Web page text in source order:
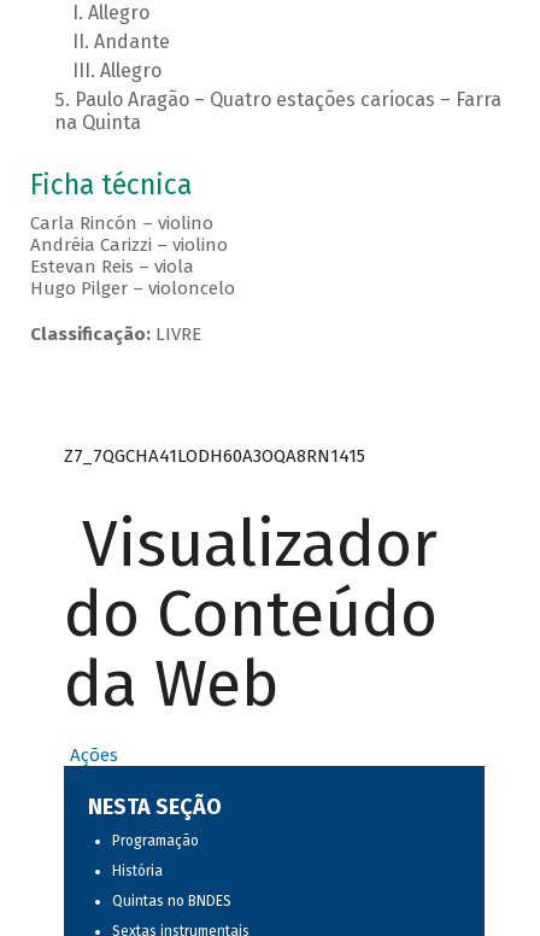
Allegro
Andante
Allegro
Paulo Aragão – Quatro estações cariocas – Farra
na Quinta
Ficha técnica
Carla Rincón – violino
Andréia Carizzi – violino
Estevan Reis – viola
Hugo Pilger – violoncelo
Classificação:LIVRE
Z7_7QGCHA41LODH60A3OQA8RN1415
Visualizador
do Conteúdo
da Web
Ações
NESTA SEÇÃO
Programação
História
Quintas no BNDES
Sextas instrumentais